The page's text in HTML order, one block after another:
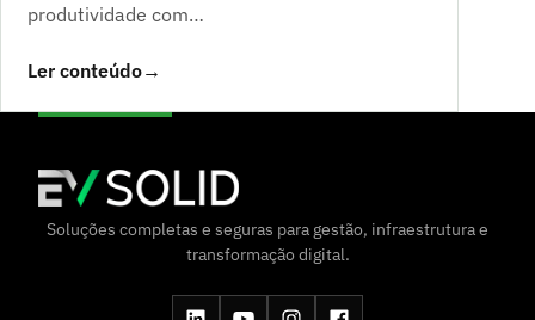
produtividade com…
Ler conteúdo→
Soluções completas e seguras para gestão, infraestrutura e
transformação digital.